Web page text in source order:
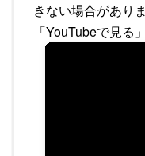
きない場合があり
「YouTubeで見る